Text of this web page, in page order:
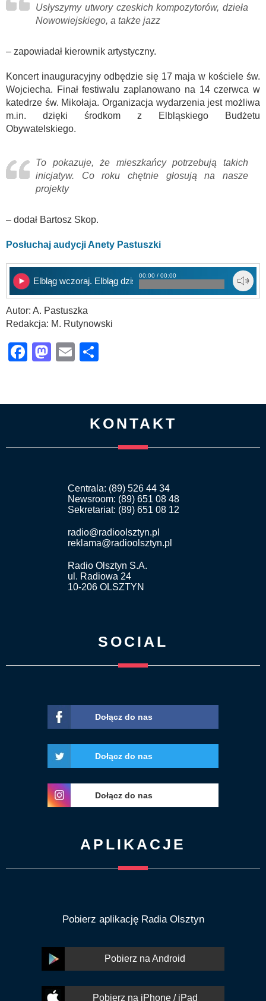
Usłyszymy utwory czeskich kompozytorów, dzieła
Nowowiejskiego, a także jazz
– zapowiadał kierownik artystyczny.
Koncert inauguracyjny odbędzie się 17 maja w kościele św.
Wojciecha. Finał festiwalu zaplanowano na 14 czerwca w
katedrze św. Mikołaja. Organizacja wydarzenia jest możliwa
m.in. dzięki środkom z Elbląskiego Budżetu
Obywatelskiego.
To pokazuje, że mieszkańcy potrzebują takich
inicjatyw. Co roku chętnie głosują na nasze
projekty
– dodał Bartosz Skop.
Posłuchaj audycji Anety Pastuszki
Elbląg wczoraj. Elbląg dziś
00:00 / 00:00
Autor: A. Pastuszka
Redakcja: M. Rutynowski
Facebook
Mastodon
Email
KONTAKT
Centrala: (89) 526 44 34
Newsroom: (89) 651 08 48
Sekretariat: (89) 651 08 12
radio@radioolsztyn.pl
reklama@radioolsztyn.pl
Radio Olsztyn S.A.
ul. Radiowa 24
10-206 OLSZTYN
SOCIAL
Dołącz do nas
Dołącz do nas
Dołącz do nas
APLIKACJE
Pobierz aplikację Radia Olsztyn
Pobierz na Android
Pobierz na iPhone / iPad